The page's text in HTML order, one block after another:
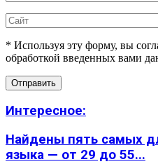
* Используя эту форму, вы
обработкой введенных вами
Интересное:
Найдены пять самых
языка — от 29 до 55...